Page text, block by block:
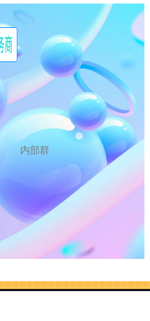
内部群